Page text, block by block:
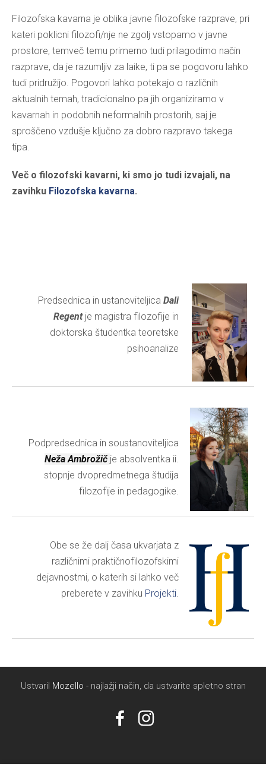
Filozofska kavarna je oblika javne filozofske razprave, pri
kateri poklicni filozofi/nje ne zgolj vstopamo v javne
prostore, temveč temu primerno tudi prilagodimo način
razprave, da je razumljiv za laike, ti pa se pogovoru lahko
tudi pridružijo. Pogovori lahko potekajo o različnih
aktualnih temah, tradicionalno pa jih organiziramo v
kavarnah in podobnih neformalnih prostorih, saj je
sproščeno vzdušje ključno za dobro razpravo takega
tipa.
Več o filozofski kavarni, ki smo jo tudi izvajali, na
zavihku Filozofska kavarna.
Predsednica in ustanoviteljicaDali
Regent je magistra filozofije in
doktorska študentka teoretske
psihoanalize
Podpredsednica in soustanoviteljica
Neža Ambrožič je absolventka ii.
stopnje dvopredmetnega študija
filozofije in pedagogike.
Obe se že dalj časa ukvarjata z
različnimi praktičnofilozofskimi
dejavnostmi, o katerih si lahko več
preberete v zavihku Projekti.
Ustvaril Mozello - najlažji način, da ustvarite spletno stran